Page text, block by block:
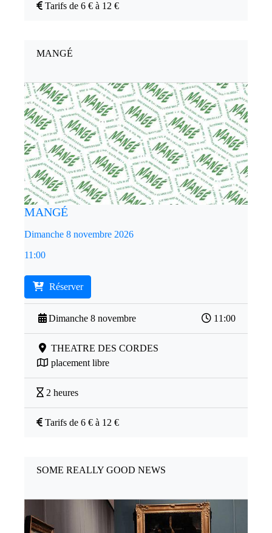
Tarifs de 6 € à 12 €
MANGÉ
MANGÉ
Dimanche 8 novembre 2026
11:00
Réserver
Dimanche 8 novembre 11:00
THEATRE DES CORDES
placement libre
2 heures
Tarifs de 6 € à 12 €
SOME REALLY GOOD NEWS